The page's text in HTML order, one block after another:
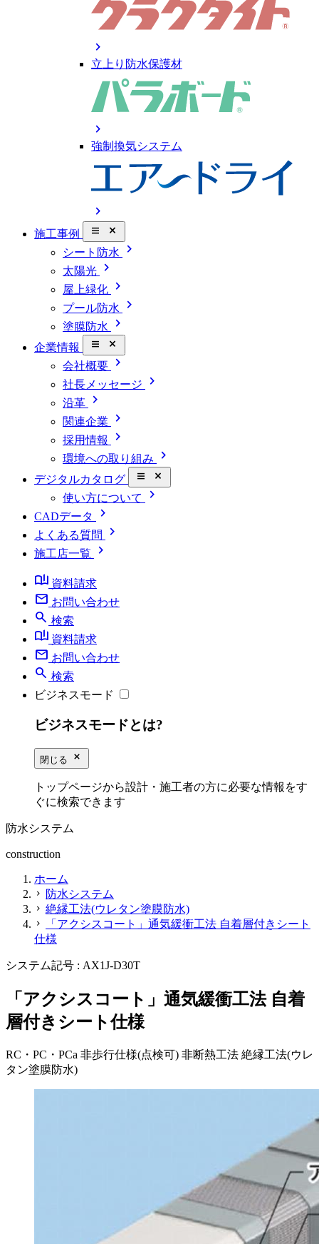
chevron_right
立上り防水保護材
chevron_right
強制換気システム
chevron_right
施工事例 close_small
シート防水 chevron_right
太陽光 chevron_right
屋上緑化 chevron_right
プール防水 chevron_right
塗膜防水 chevron_right
企業情報 close_small
会社概要 chevron_right
社長メッセージ chevron_right
沿革 chevron_right
関連企業 chevron_right
採用情報 chevron_right
環境への取り組み chevron_right
デジタルカタログ close_small
使い方について chevron_right
CADデータ chevron_right
よくある質問 chevron_right
施工店一覧
chevron_right
book_ribbon 資料請求
mail お問い合わせ
search 検索
book_ribbon 資料請求
mail お問い合わせ
search 検索
ビジネスモード
ビジネスモードとは?
閉じる close_small
トップページから設計・施工者の方に必要な情報をす
ぐに検索できます
防水システム
construction
ホーム
chevron_right 防水システム
chevron_right 絶縁工法(ウレタン塗膜防水)
chevron_right
「アクシスコート」通気緩衝工法 自着層付きシート
仕様
システム記号 : AX1J-D30T
「アクシスコート」通気緩衝工法 自着
層付きシート仕様
RC・PC・PCa 非歩行仕様(点検可) 非断熱工法 絶縁工法(ウレ
タン塗膜防水)